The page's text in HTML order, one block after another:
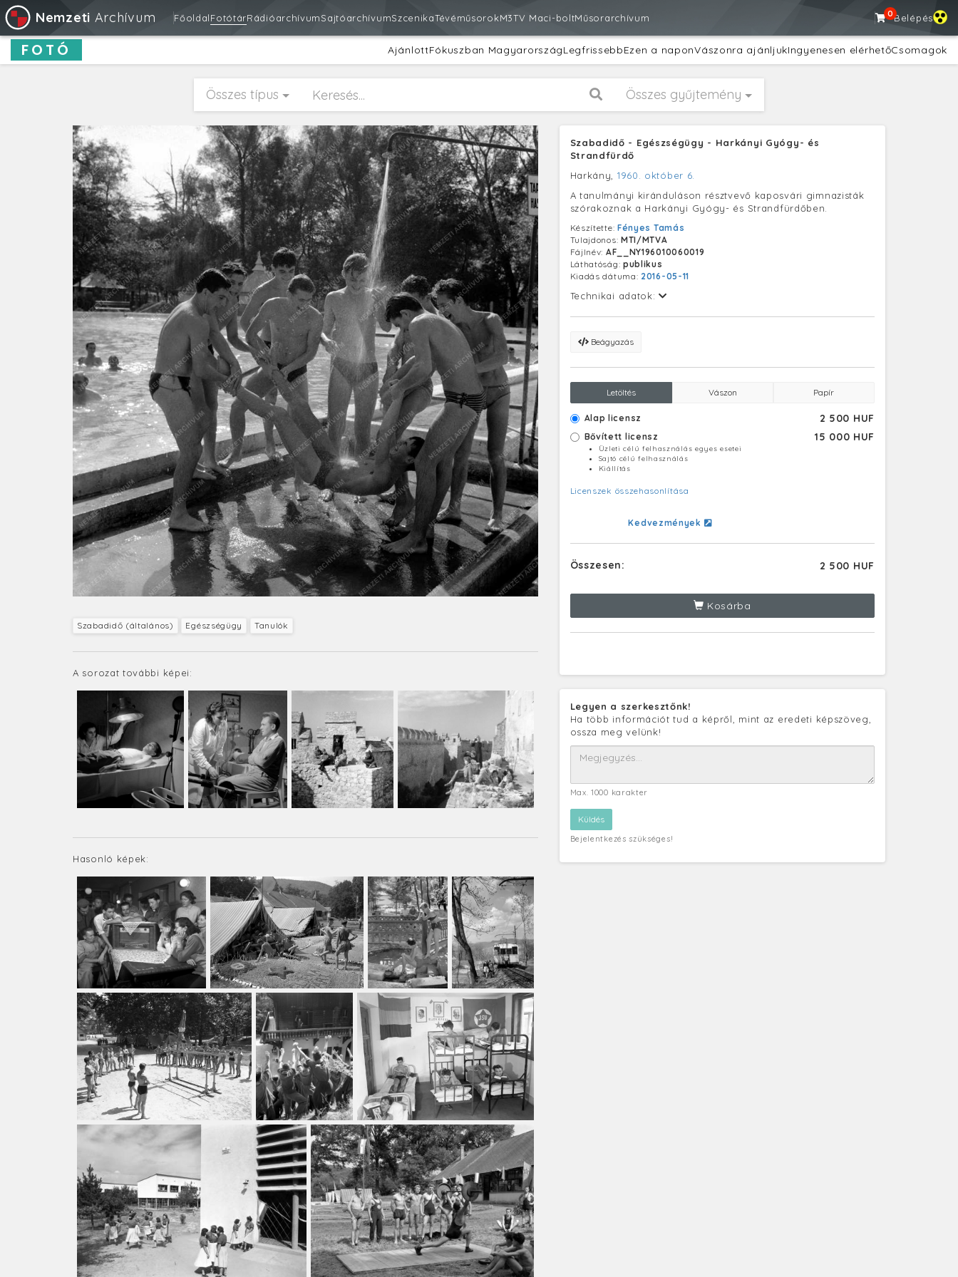
Nemzeti Archívum FőoldalFotótárRádióarchívumSajtóarchívumSzcenikaTévéműsorokM3TV Maci-boltMűsorarchívum 0Belépés
FOTÓ AjánlottFókuszban MagyarországLegfrissebbEzen a naponVászonra ajánljukIngyenesen elérhetőCsomagok
Összes típus Összes gyűjtemény
Szabadidő (általános) Egészségügy Tanulók
A sorozat további képei:
Hasonló képek:
Szabadidő - Egészségügy - Harkányi Gyógy- és
Strandfürdő
Harkány, 1960. október 6.
A tanulmányi kiránduláson résztvevő kaposvári gimnazisták
szórakoznak a Harkányi Gyógy- és Strandfürdőben.
Készítette: Fényes Tamás
Tulajdonos: MTI/MTVA
Fájlnév: AF__NY196010060019
Láthatóság: publikus
Kiadás dátuma: 2016-05-11
Technikai adatok:
Beágyazás
Letöltés Vászon Papír
Alap licensz 2 500 HUF
Bővített licensz 15 000 HUF
Üzleti célú felhasználás egyes esetei
Sajtó célú felhasználás
Kiállítás
Licenszek összehasonlítása
Kedvezmények
Összesen: 2 500 HUF
Kosárba
Legyen a szerkesztőnk!
Ha több információt tud a képről, mint az eredeti képszöveg,
ossza meg velünk!
Max. 1000 karakter
Bejelentkezés szükséges!